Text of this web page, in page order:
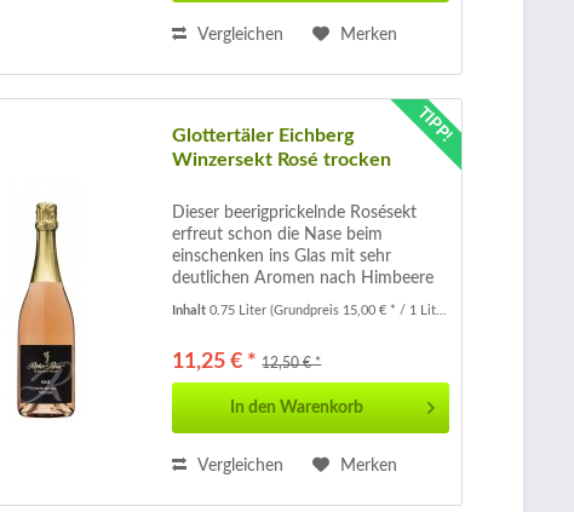
Vergleichen Merken
TIPP!
Glottertäler Eichberg
Winzersekt Rosé trocken
Dieser beerigprickelnde Rosésekt
erfreut schon die Nase beim
einschenken ins Glas mit sehr
deutlichen Aromen nach Himbeere
touch Holunderblüte. Am Gaumen
einem dezenten...
Inhalt0.75 Liter(Grundpreis 15,00 € * / 1 Liter)
11,25 € * 12,50 € *
In den Warenkorb
Vergleichen Merken